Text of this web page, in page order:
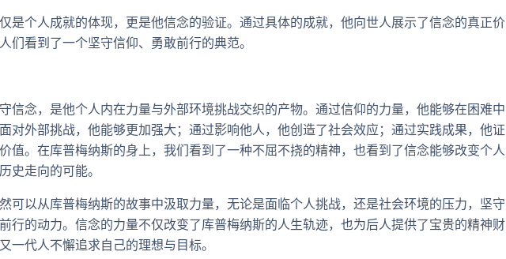
是个人成就的体现，更是他信念的验证。通过具体的成就，他向世人展示了信念的真正价
们看到了一个坚守信仰、勇敢前行的典范。
信念，是他个人内在力量与外部环境挑战交织的产物。通过信仰的力量，他能够在困难中
对外部挑战，他能够更加强大；通过影响他人，他创造了社会效应；通过实践成果，他证
值。在库普梅纳斯的身上，我们看到了一种不屈不挠的精神，也看到了信念能够改变个人
史走向的可能。
可以从库普梅纳斯的故事中汲取力量，无论是面临个人挑战，还是社会环境的压力，坚守
行的动力。信念的力量不仅改变了库普梅纳斯的人生轨迹，也为后人提供了宝贵的精神财
一代人不懈追求自己的理想与目标。